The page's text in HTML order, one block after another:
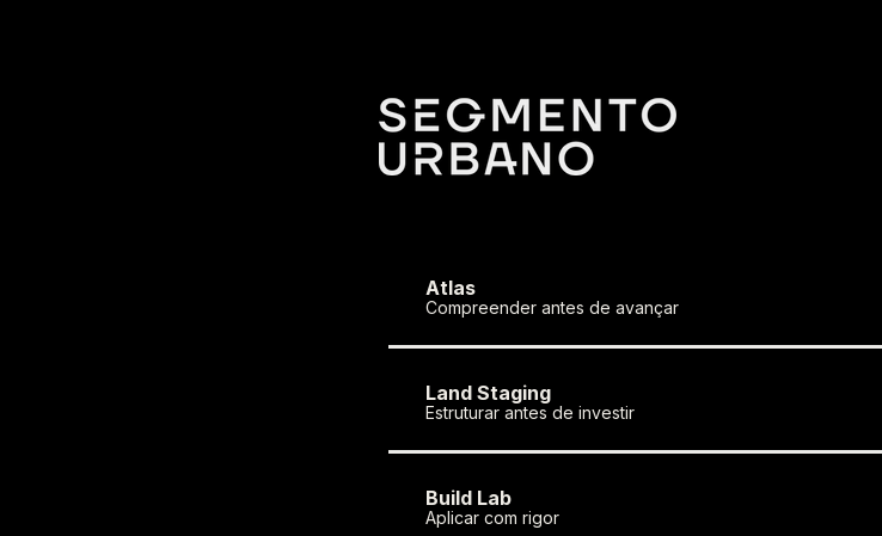
Atlas
Compreender antes de avançar
Land Staging
Estruturar antes de investir
Build Lab
Aplicar com rigor